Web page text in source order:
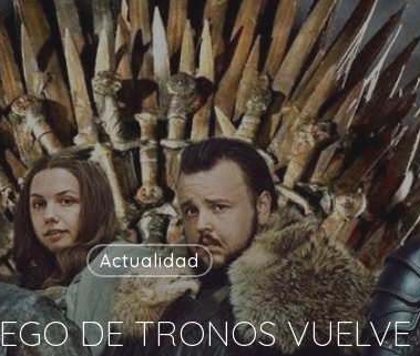
Actualidad
DE TRONOS VUELVE